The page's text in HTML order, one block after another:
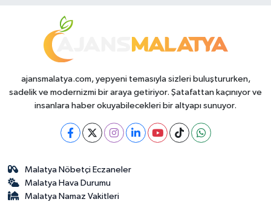
ajansmalatya.com, yepyeni temasıyla sizleri buluştururken,
sadelik ve modernizmi bir araya getiriyor. Şatafattan kaçınıyor ve
insanlara haber okuyabilecekleri bir altyapı sunuyor.
Malatya Nöbetçi Eczaneler
Malatya Hava Durumu
Malatya Namaz Vakitleri